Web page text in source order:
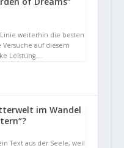
weiterhin die besten
auf diesem
Leistung.…
im Wandel
Text aus der Seele, weil